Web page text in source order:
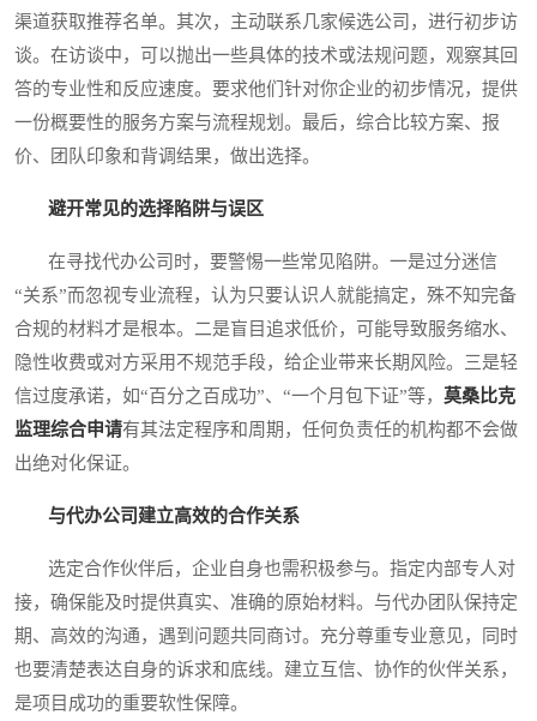
渠道获取推荐名单。其次，主动联系几家候选公司，进行初步访
谈。在访谈中，可以抛出一些具体的技术或法规问题，观察其回
答的专业性和反应速度。要求他们针对你企业的初步情况，提供
一份概要性的服务方案与流程规划。最后，综合比较方案、报
价、团队印象和背调结果，做出选择。
避开常见的选择陷阱与误区
在寻找代办公司时，要警惕一些常见陷阱。一是过分迷信
“关系”而忽视专业流程，认为只要认识人就能搞定，殊不知完备
合规的材料才是根本。二是盲目追求低价，可能导致服务缩水、
隐性收费或对方采用不规范手段，给企业带来长期风险。三是轻
信过度承诺，如“百分之百成功”、“一个月包下证”等， 莫桑比克
监理综合申请有其法定程序和周期，任何负责任的机构都不会做
出绝对化保证。
与代办公司建立高效的合作关系
选定合作伙伴后，企业自身也需积极参与。指定内部专人对
接，确保能及时提供真实、准确的原始材料。与代办团队保持定
期、高效的沟通，遇到问题共同商讨。充分尊重专业意见，同时
也要清楚表达自身的诉求和底线。建立互信、协作的伙伴关系，
是项目成功的重要软性保障。